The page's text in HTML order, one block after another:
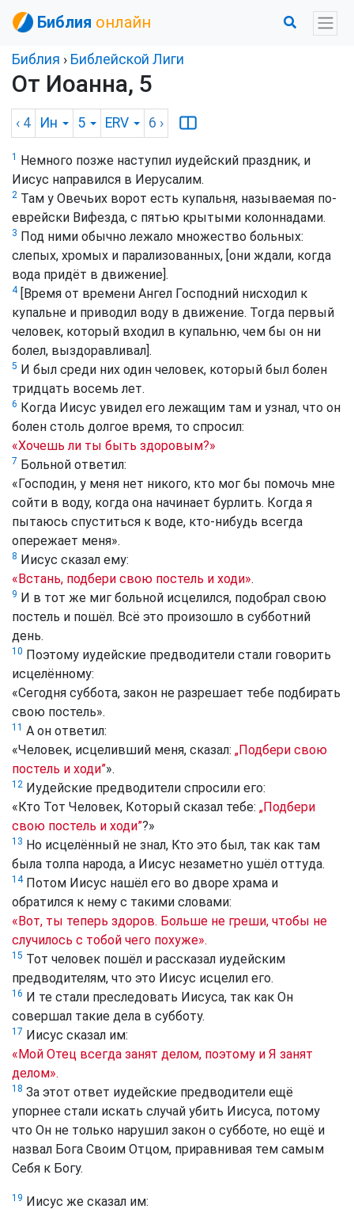
Библия онлайн
Библия › Библейской Лиги
От Иоанна, 5
‹ 4 Ин 5 ERV 6 ›
1
Немного позже наступил иудейский праздник, и
Иисус направился в Иерусалим.
2 Там у Овечьих ворот есть купальня, называемая по-
еврейски Вифезда, с пятью крытыми колоннадами.
3 Под ними обычно лежало множество больных:
слепых, хромых и парализованных, [они ждали, когда
вода придёт в движение].
4[Время от времени Ангел Господний нисходил к
купальне и приводил воду в движение. Тогда первый
человек, который входил в купальню, чем бы он ни
болел, выздоравливал].
5 И был среди них один человек, который был болен
тридцать восемь лет.
6 Когда Иисус увидел его лежащим там и узнал, что он
болен столь долгое время, то спросил:
«Хочешь ли ты быть здоровым?»
7 Больной ответил:
«Господин, у меня нет никого, кто мог бы помочь мне
сойти в воду, когда она начинает бурлить. Когда я
пытаюсь спуститься к воде, кто-нибудь всегда
опережает меня».
8 Иисус сказал ему:
«Встань, подбери свою постель и ходи».
9 И в тот же миг больной исцелился, подобрал свою
постель и пошёл. Всё это произошло в субботний
день.
10 Поэтому иудейские предводители стали говорить
исцелённому:
«Сегодня суббота, закон не разрешает тебе подбирать
свою постель».
11 А он ответил:
«Человек, исцеливший меня, сказал: „Подбери свою
постель и ходи”».
12 Иудейские предводители спросили его:
«Кто Тот Человек, Который сказал тебе: „Подбери
свою постель и ходи”?»
13 Но исцелённый не знал, Кто это был, так как там
была толпа народа, а Иисус незаметно ушёл оттуда.
14Потом Иисус нашёл его во дворе храма и
обратился к нему с такими словами:
«Вот, ты теперь здоров. Больше не греши, чтобы не
случилось с тобой чего похуже».
15 Тот человек пошёл и рассказал иудейским
предводителям, что это Иисус исцелил его.
16 И те стали преследовать Иисуса, так как Он
совершал такие дела в субботу.
17 Иисус сказал им:
«Мой Отец всегда занят делом, поэтому и Я занят
делом».
18 За этот ответ иудейские предводители ещё
упорнее стали искать случай убить Иисуса, потому
что Он не только нарушил закон о субботе, но ещё и
назвал Бога Своим Отцом, приравнивая тем самым
Себя к Богу.
19 Иисус же сказал им: